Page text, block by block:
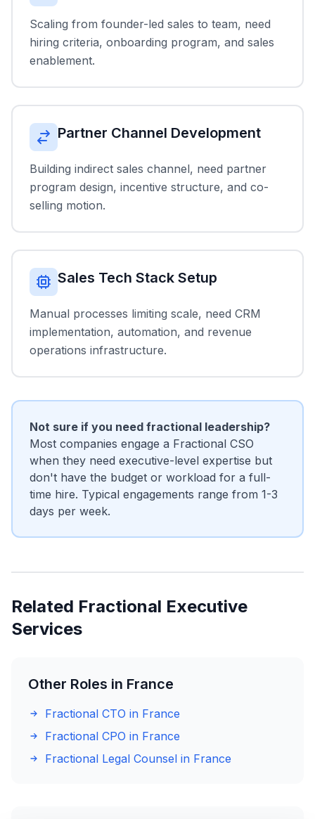
Scaling from founder-led sales to team, need
hiring criteria, onboarding program, and sales
enablement.
Partner Channel Development
Building indirect sales channel, need partner
program design, incentive structure, and co-
selling motion.
Sales Tech Stack Setup
Manual processes limiting scale, need CRM
implementation, automation, and revenue
operations infrastructure.
Not sure if you need fractional leadership?
Most companies engage a Fractional CSO
when they need executive-level expertise but
don't have the budget or workload for a full-
time hire. Typical engagements range from 1-3
days per week.
Related Fractional Executive
Services
Other Roles in France
Fractional CTO in France
Fractional CPO in France
Fractional Legal Counsel in France